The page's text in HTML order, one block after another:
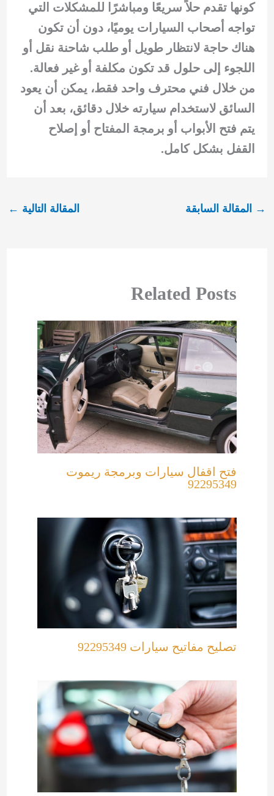
كونها تقدم حلاً سريعًا ومباشرًا للمشكلات التي
تواجه أصحاب السيارات يوميًا، دون أن تكون
هناك حاجة لانتظار طويل أو طلب شاحنة نقل أو
اللجوء إلى حلول قد تكون مكلفة أو غير فعالة.
من خلال فني محترف واحد فقط، يمكن أن يعود
السائق لاستخدام سيارته خلال دقائق، بعد أن
يتم فتح الأبواب أو برمجة المفتاح أو إصلاح
القفل بشكل كامل.
→ المقالة السابقة المقالة التالية ←
Related Posts
فتح اقفال سيارات وبرمجة ريموت
92295349
تصليح مفاتيح سيارات 92295349